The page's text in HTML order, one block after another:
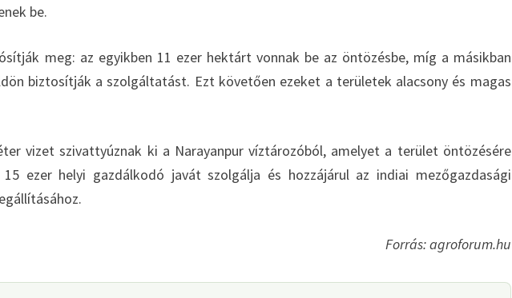
be.
meg: az egyikben 11 ezer hektárt vonnak be az öntözésbe, míg a másikban
biztosítják a szolgáltatást. Ezt követően ezeket a területek alacsony és magas
vizet szivattyúznak ki a Narayanpur víztározóból, amelyet a terület öntözésére
ezer helyi gazdálkodó javát szolgálja és hozzájárul az indiai mezőgazdasági
Forrás: agroforum.hu